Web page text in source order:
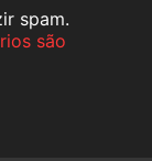
spam.
são